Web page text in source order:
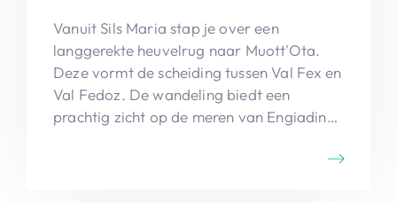
Vanuit Sils Maria stap je over een
langgerekte heuvelrug naar Muott'Ota.
Deze vormt de scheiding tussen Val Fex en
Val Fedoz. De wandeling biedt een
prachtig zicht op de meren van Engiadina.